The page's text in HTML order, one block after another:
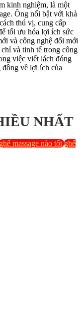
kinh nghiệm, là một
Ông nổi bật với khả
thú vị, cung cấp
tối ưu hóa lợi ích sức
và công nghệ đổi mới
và tinh tế trong công
việc viết lách đóng
về lợi ích của
NHẤT
massage nào tốt ghế